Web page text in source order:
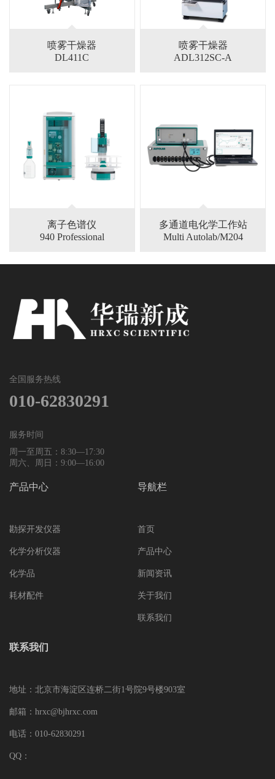
喷雾干燥器
DL411C
喷雾干燥器
ADL312SC-A
离子色谱仪
940 Professional
多通道电化学工作站
Multi Autolab/M204
全国服务热线
010-62830291
服务时间
周一至周五：8:30—17:30
周六、周日：9:00—16:00
产品中心
勘探开发仪器
化学分析仪器
化学品
耗材配件
导航栏
首页
产品中心
新闻资讯
关于我们
联系我们
联系我们
地址：北京市海淀区连桥二街1号院9号楼903室
邮箱：hrxc@bjhrxc.com
电话：010-62830291
QQ：